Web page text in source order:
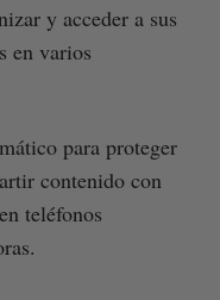
y acceder a sus
en varios
para proteger
contenido con
teléfonos